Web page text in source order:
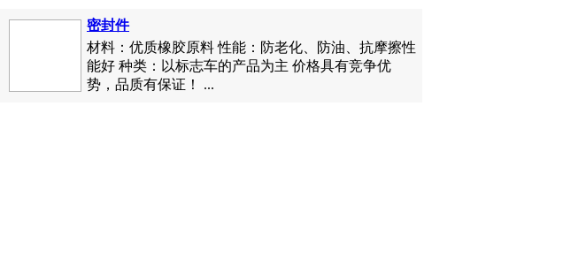
密封件
材料：优质橡胶原料 性能：防老化、防油、抗摩擦性
能好 种类：以标志车的产品为主 价格具有竞争优
势，品质有保证！ ...